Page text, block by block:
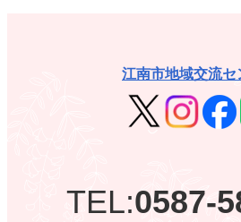
江南市地域交流セ
TEL:0587-